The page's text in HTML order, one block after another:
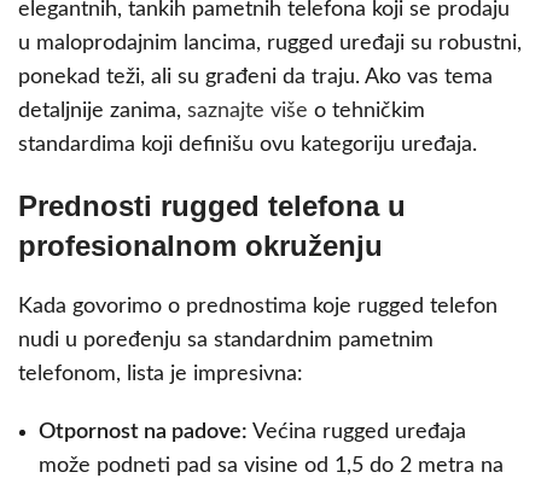
elegantnih, tankih pametnih telefona koji se prodaju
u maloprodajnim lancima, rugged uređaji su robustni,
ponekad teži, ali su građeni da traju. Ako vas tema
detaljnije zanima, saznajte više o tehničkim
standardima koji definišu ovu kategoriju uređaja.
Prednosti rugged telefona u
profesionalnom okruženju
Kada govorimo o prednostima koje rugged telefon
nudi u poređenju sa standardnim pametnim
telefonom, lista je impresivna:
Otpornost na padove: Većina rugged uređaja
može podneti pad sa visine od 1,5 do 2 metra na